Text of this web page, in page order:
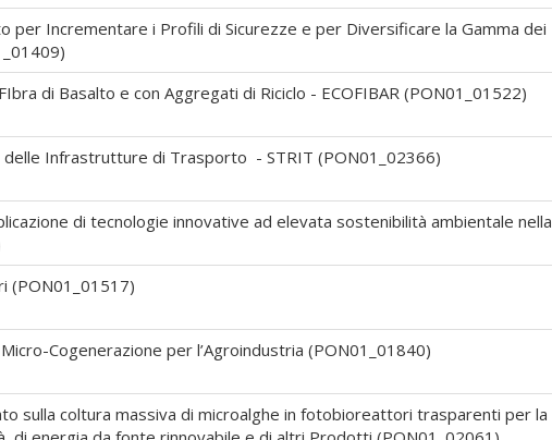
Incrementare i Profili di Sicurezze e per Diversificare la Gamma dei
di Basalto e con Aggregati di Riciclo - ECOFIBAR (PON01_01522)
Infrastrutture di Trasporto - STRIT (PON01_02366)
di tecnologie innovative ad elevata sostenibilità ambientale nella
(PON01_01517)
Cogenerazione per l’Agroindustria (PON01_01840)
sulla coltura massiva di microalghe in fotobioreattori trasparenti per la